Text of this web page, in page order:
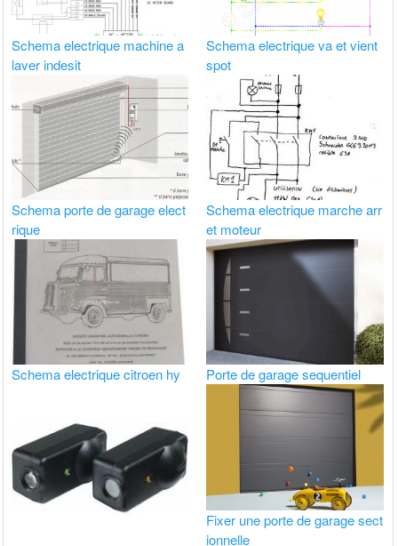
Schema electrique machine a
laver indesit
Schema electrique va et vient
spot
Schema porte de garage elect
rique
Schema electrique marche arr
et moteur
Schema electrique citroen hy Porte de garage sequentiel
Fixer une porte de garage sect
ionnelle